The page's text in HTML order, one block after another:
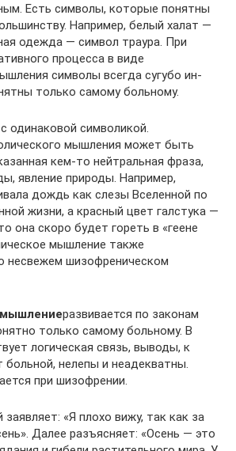
Есть символы, которые понятны
Например, белый халат —
одежда — символ траура. При
процес­са в виде
символы всегда сугубо ин­
только самому больному.
одинаковой символикой.
мышления может быть
кем-то нейтральная фраза,
явление природы. На­пример,
дождь как слезы Вселенной по
жизни, а красный цвет галстука —
она скоро будет гореть в «геене
мышление также
несвежем шизоф­реническом
развивается по законам
только самому больному. В
логическая связь, выводы, к
нелепы и неадекватны.
при шизофрении.
«Я плохо вижу, так как за
Далее разъясняет: «Осень — это